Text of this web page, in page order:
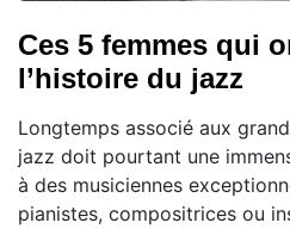
Ces 5 femmes qui
l’histoire du jazz
Longtemps associé aux
jazz doit pourtant une
à des musiciennes
pianistes, compositrices ou